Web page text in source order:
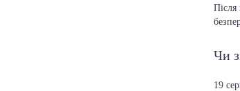
Після
Чи
19